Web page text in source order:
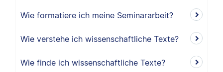
Wie formatiere ich meine Seminararbeit?
Wie verstehe ich wissenschaftliche Texte?
Wie finde ich wissenschaftliche Texte?